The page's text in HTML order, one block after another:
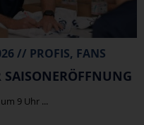
// PROFIS, FANS
SAISONERÖFFNUNG
9 Uhr ...